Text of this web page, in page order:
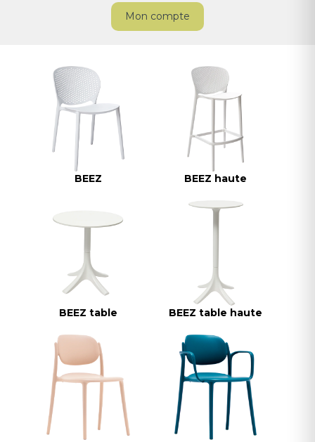
Mon compte
BEEZ BEEZ haute
BEEZ table BEEZ table haute